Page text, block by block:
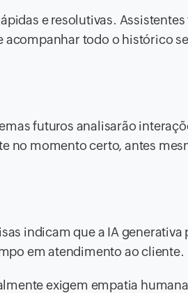
e resolutivas. Assistentes
todo o histórico
futuros analisarão
no momento certo, antes
indicam que a IA generativa
em atendimento ao cliente.
exigem empatia